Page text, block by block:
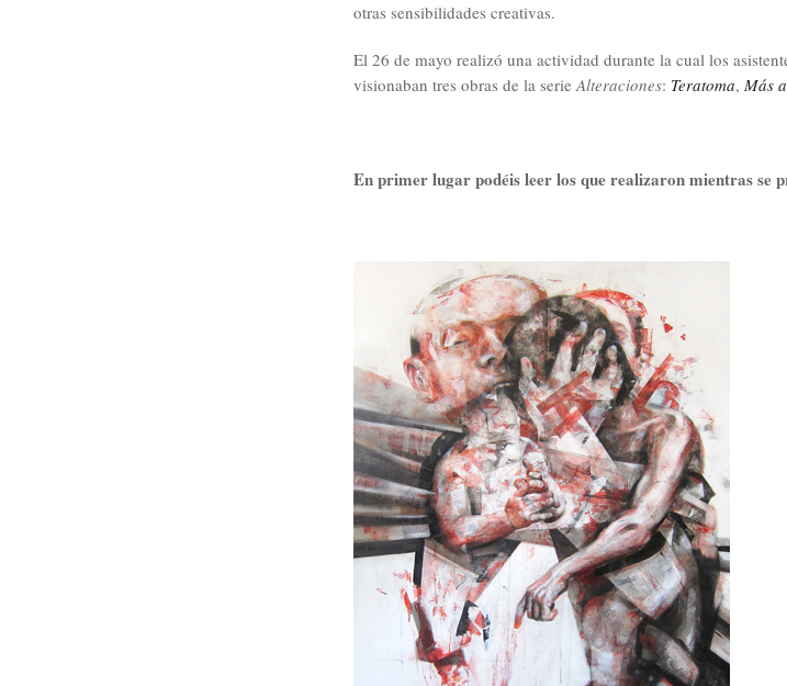
otras sensibilidades creativas.
El 26 de mayo realizó una actividad durante la cual los
visionaban tres obras de la serieAlteraciones: Teratoma, Más
En primer lugar podéis leer los que realizaron mientras se